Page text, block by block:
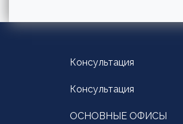
Консультация
Консультация
ОСНОВНЫЕ ОФИСЫ